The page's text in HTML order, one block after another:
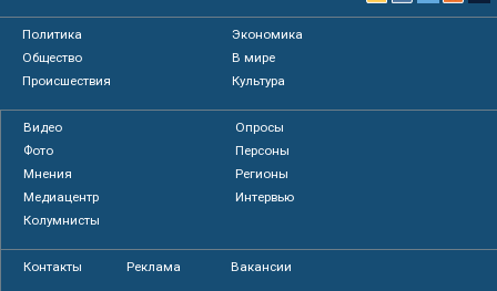
Политика
Экономика
Общество
В мире
Происшествия
Культура
Видео
Опросы
Фото
Персоны
Мнения
Регионы
Медиацентр
Интервью
Колумнисты
Контакты Реклама Вакансии